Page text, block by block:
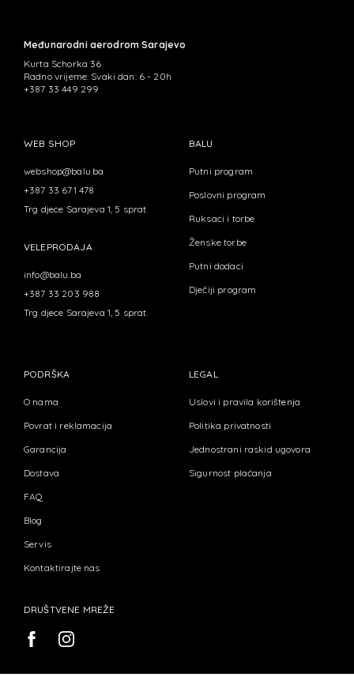
Međunarodni aerodrom Sarajevo
Kurta Schorka 36
Radno vrijeme: Svaki dan: 6 - 20h
+387 33 449 299
WEB SHOP
webshop@balu.ba
+387 33 671 478
Trg djece Sarajeva 1, 5 sprat.
VELEPRODAJA
info@balu.ba
+387 33 203 988
Trg djece Sarajeva 1, 5 sprat.
BALU
Putni program
Poslovni program
Ruksaci i torbe
Ženske torbe
Putni dodaci
Dječiji program
PODRŠKA
O nama
Povrat i reklamacija
Garancija
Dostava
FAQ
Blog
Servis
Kontaktirajte nas
LEGAL
Uslovi i pravila korištenja
Politika privatnosti
Jednostrani raskid ugovora
Sigurnost plaćanja
DRUŠTVENE MREŽE